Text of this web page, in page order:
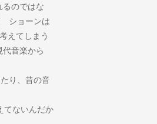
るのではな
) ショーンは
えてしまう
音楽から
り、昔の音
てないんだか